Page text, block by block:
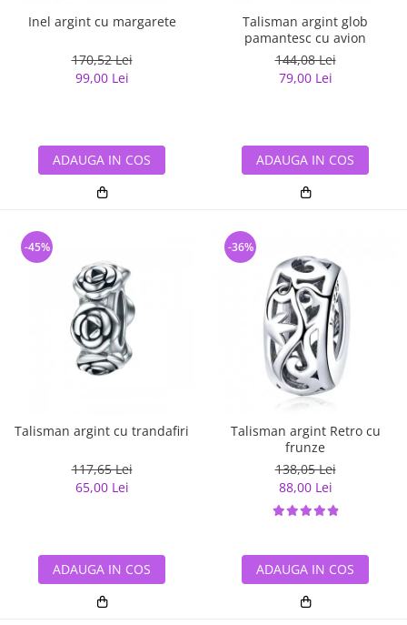
Inel argint cu margarete
170,52 Lei
99,00 Lei
ADAUGA IN COS
Talisman argint glob
pamantesc cu avion
144,08 Lei
79,00 Lei
ADAUGA IN COS
Talisman argint cu trandafiri
117,65 Lei
65,00 Lei
-45%
ADAUGA IN COS
Talisman argint Retro cu
frunze
138,05 Lei
88,00 Lei
-36%
ADAUGA IN COS